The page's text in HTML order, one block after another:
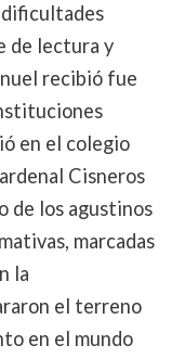
dificultades
de lectura y
recibió fue
en el colegio
Cisneros
de los agustinos
marcadas
la
el terreno
en el mundo